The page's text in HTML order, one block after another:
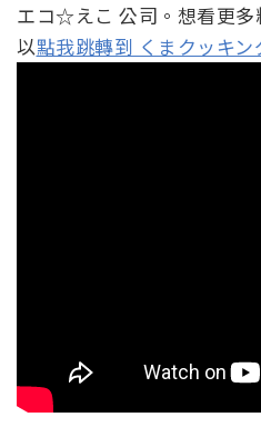
エコ☆えこ 公司。想看更多
以點我跳轉到 くまクッキン